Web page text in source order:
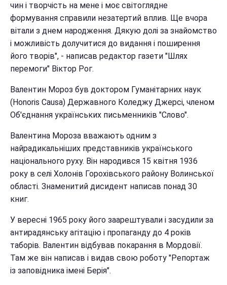
чин і творчість на мене і моє світоглядне
формування справили незатертий вплив. Ще вчора
вітали з днем народження. Дякую долі за знайомство
і можливість долучитися до видання і поширення
його творів", - написав редактор газети "Шлях
перемоги" Віктор Рог.
Валентин Мороз був доктором Гуманітарних наук
(Honoris Causa) Державного Коледжу Джерсі, членом
Об'єднання українських письменників "Слово".
Валентина Мороза вважають одним з
найрадикальніших представників українського
національного руху. Він народився 15 квітня 1936
року в селі Холонів Горохівського району Волинської
області. Знаменитий дисидент написав понад 30
книг.
У вересні 1965 року його заарештували і засудили за
антирадянську агітацію і пропаганду до 4 років
таборів. Валентин відбував покарання в Мордовії.
Там же він написав і видав свою роботу "Репортаж
із заповідника імені Берія".